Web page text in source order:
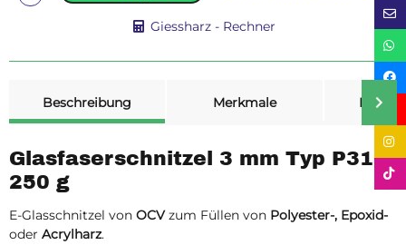
Giessharz - Rechner
Beschreibung
Merkmale
Glasfaserschnitzel 3 mm Typ P316
250 g
E-Glasschnitzel von OCVzum Füllen von Polyester-, Epoxid-
oder Acrylharz.